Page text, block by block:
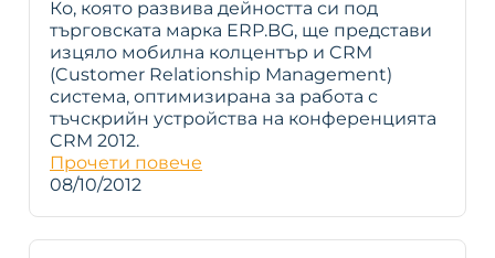
Ко, която развива дейността си под
търговската марка ERP.BG, ще представи
изцяло мобилна колцентър и CRM
(Customer Relationship Management)
система, оптимизирана за работа с
тъчскрийн устройства на конференцията
CRM 2012.
Прочети повече
08/10/2012